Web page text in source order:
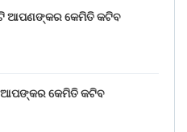
ଆପଣଙ୍କର କେମିତି କଟିବ
ଆପଙ୍କର କେମିତି କଟିବ